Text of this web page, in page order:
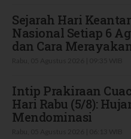
Sejarah Hari
Nasional Setiap 6
dan Cara
Intip Prakiraan
Hari Rabu (5/8):
Mendominasi